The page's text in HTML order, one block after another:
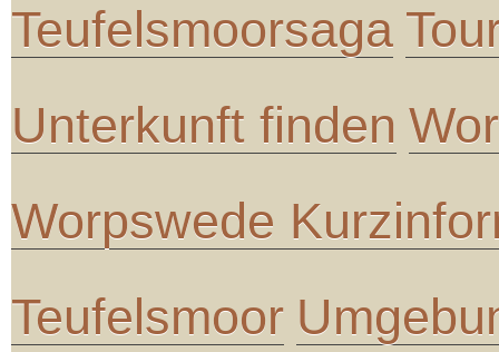
Teufelsmoorsaga
Unterkunft finden
Worpswede
Teufelsmoor